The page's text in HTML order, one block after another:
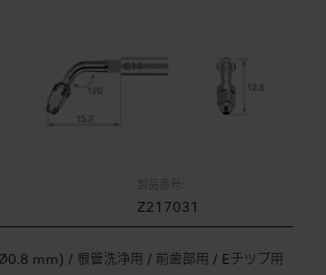
製品番号:
Z217031
mm) / 根管洗浄用 / 前歯部用 / Eチップ用